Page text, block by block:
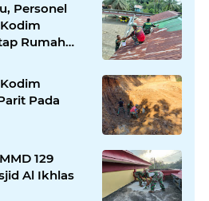
Personel
Kodim
Rumah
Kodim
Pada
129
Al Ikhlas